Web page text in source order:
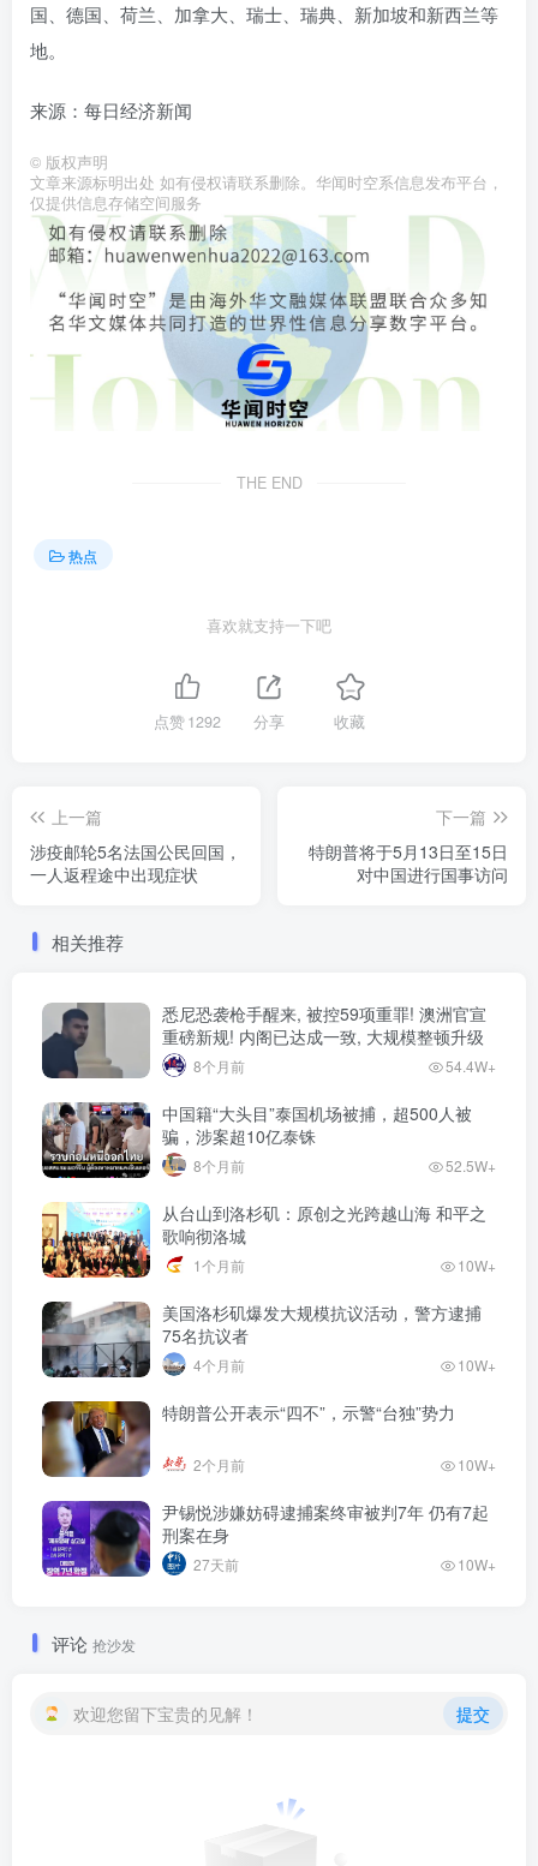
国、德国、荷兰、加拿大、瑞士、瑞典、新加坡和新西兰等
地。
来源：每日经济新闻
© 版权声明
文章来源标明出处 如有侵权请联系删除。华闻时空系信息发布平台，
仅提供信息存储空间服务
THE END
热点
喜欢就支持一下吧
点赞1292 分享 收藏
上一篇
涉疫邮轮5名法国公民回国，
一人返程途中出现症状
下一篇
特朗普将于5月13日至15日
对中国进行国事访问
相关推荐
悉尼恐袭枪手醒来, 被控59项重罪! 澳洲官宣
重磅新规! 内阁已达成一致, 大规模整顿升级
8个月前 54.4W+
中国籍“大头目”泰国机场被捕，超500人被
骗，涉案超10亿泰铢
8个月前 52.5W+
从台山到洛杉矶：原创之光跨越山海 和平之
歌响彻洛城
1个月前 10W+
美国洛杉矶爆发大规模抗议活动，警方逮捕
75名抗议者
4个月前 10W+
特朗普公开表示“四不”，示警“台独”势力
2个月前 10W+
尹锡悦涉嫌妨碍逮捕案终审被判7年 仍有7起
刑案在身
27天前 10W+
评论 抢沙发
欢迎您留下宝贵的见解！ 提交